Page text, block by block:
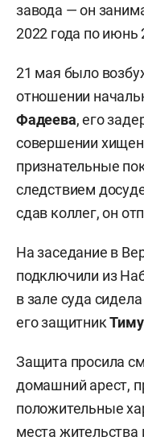
завода — он
2022 года по июнь
21 мая было
отношении
Фадеева, его
совершении
признательные
следствием
сдав коллег, он
На заседание в
подключили из
в зале суда сидела
его защитник
Защита просила
домашний арест,
положительные
места жительства